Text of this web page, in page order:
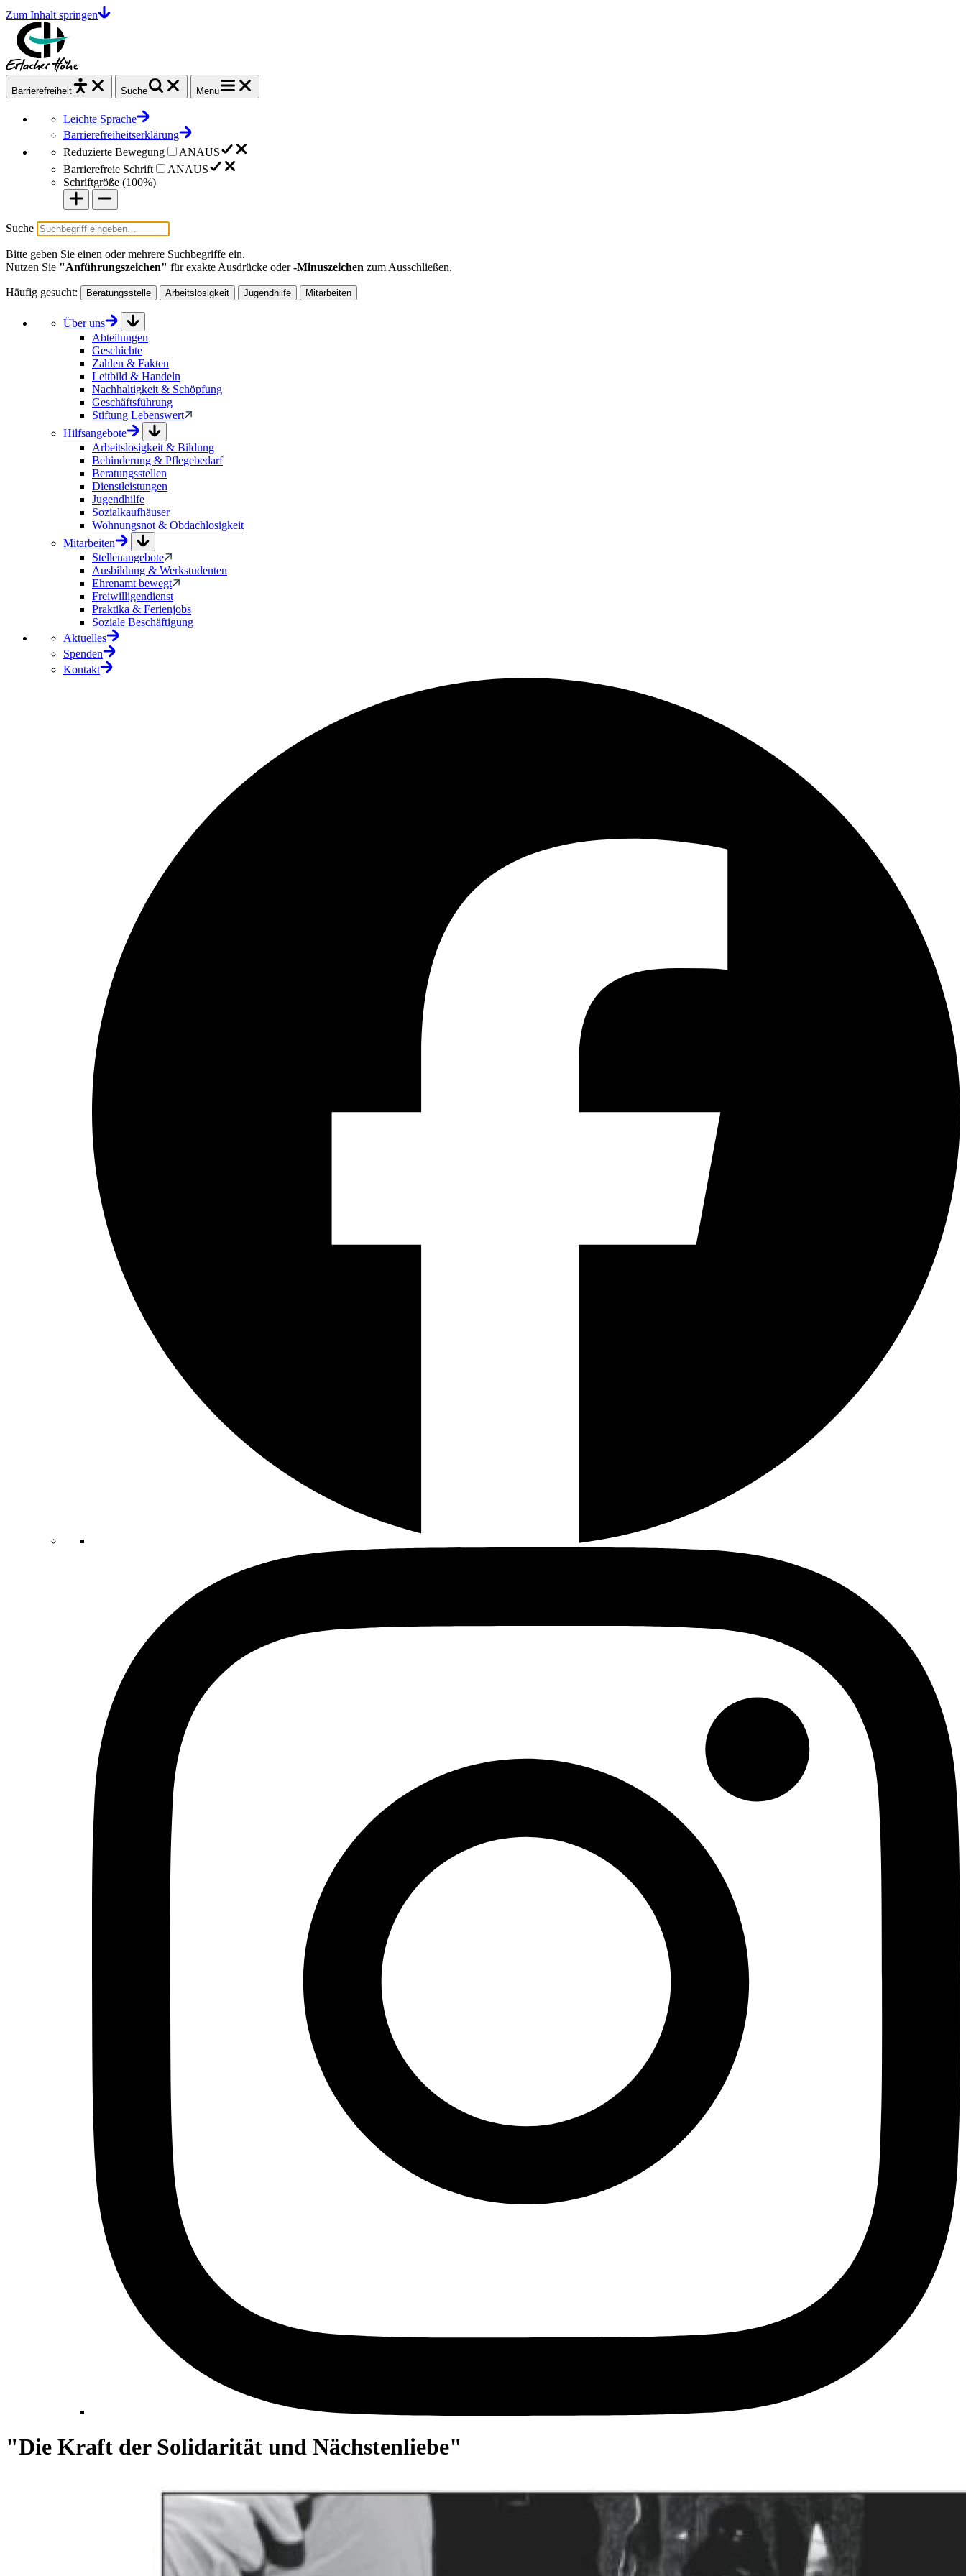
Zum Inhalt springen
Barrierefrei heit Suche Menü
Leichte Sprache
Barrierefreiheitserklärung
Reduzierte Bewegung
ANAUS
Barrierefreie Schrift
ANAUS
Schriftgröße (100%)
Suche
Bitte geben Sie einen oder mehrere Suchbegriffe ein.
Nutzen Sie "Anführungszeichen" für exakte Ausdrücke oder-Minuszeichen zum Ausschließen.
Häufig gesucht: Beratungsstelle Arbeitslosigkeit Jugendhilfe Mitarbeiten
Über uns
Abteilungen
Geschichte
Zahlen & Fakten
Leitbild & Handeln
Nachhaltigkeit & Schöpfung
Geschäftsführung
Stiftung Lebenswert
Hilfsangebote
Arbeitslosigkeit & Bildung
Behinderung & Pflegebedarf
Beratungsstellen
Dienstleistungen
Jugendhilfe
Sozialkaufhäuser
Wohnungsnot & Obdachlosigkeit
Mitarbeiten
Stellenangebote
Ausbildung & Werkstudenten
Ehrenamt bewegt
Freiwilligendienst
Praktika & Ferienjobs
Soziale Beschäftigung
Aktuelles
Spenden
Kontakt
"Die Kraft der Solidarität und Nächstenliebe"